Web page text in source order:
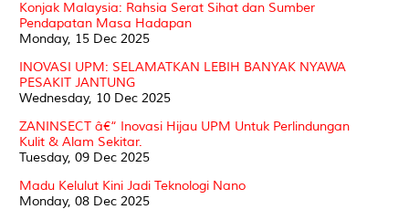
Konjak Malaysia: Rahsia Serat Sihat dan Sumber
Pendapatan Masa Hadapan
Monday, 15 Dec 2025
INOVASI UPM: SELAMATKAN LEBIH BANYAK NYAWA
PESAKIT JANTUNG
Wednesday, 10 Dec 2025
ZANINSECT â€“ Inovasi Hijau UPM Untuk Perlindungan
Kulit & Alam Sekitar.
Tuesday, 09 Dec 2025
Madu Kelulut Kini Jadi Teknologi Nano
Monday, 08 Dec 2025